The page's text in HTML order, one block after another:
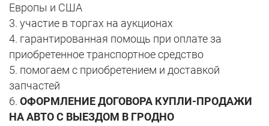
Европы и США
3. участие в торгах на аукционах
4. гарантированная помощь при оплате за
приобретенное транспортное средство
5. помогаем с приобретением и доставкой
запчастей
6. ОФОРМЛЕНИЕ ДОГОВОРА КУПЛИ-ПРОДАЖИ
НА АВТО С ВЫЕЗДОМ В ГРОДНО